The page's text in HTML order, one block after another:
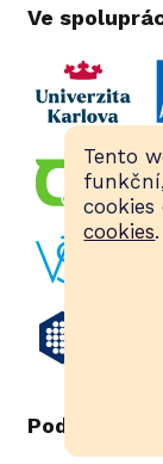
Tento
cookies
cookies.
Ve
Podpořeno